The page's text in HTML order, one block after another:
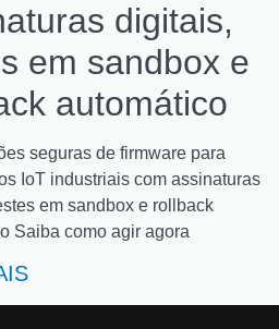
digitais,
em sandbox e
automático
seguras de firmware para
IoT industriais com assinaturas
em sandbox e rollback
Saiba como agir agora